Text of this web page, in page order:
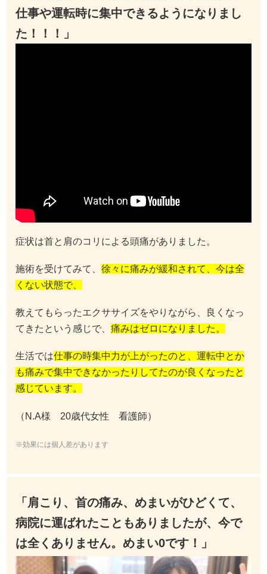
仕事や運転時に集中できるようになりまし
た！！！」
症状は首と肩のコリによる頭痛がありました。
施術を受けてみて、 徐々に痛みが緩和されて、今は全
くない状態で、
教えてもらったエクササイズをやりながら、良くなっ
てきたという感じで、 痛みはゼロになりました。
生活では仕事の時集中力が上がったのと、運転中とか
も痛みで集中できなかったりしてたのが良くなったと
感じています。
（N.A様 20歳代女性 看護師）
※効果には個人差があります
「肩こり、首の痛み、めまいがひどくて、
病院に運ばれたこともありましたが、今で
は全くありません。めまい0です！」